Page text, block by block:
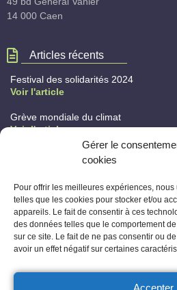
Gérer le
cookies
Pour offrir les meilleures expériences,
telles que les cookies pour stocker et/ou
appareils. Le fait de consentir à ces
des données telles que le comportement
sur ce site. Le fait de ne pas consentir ou
avoir un effet négatif sur certaines
Accepter
14 000 Caen
Articles récents
Festival des solidarités 2024
Voir l'article
Grève mondiale du climat
Voir l'article
Quoi de neuf au citim ?
Calendrier
No posts found!
Copyright © 2023 Citim. All rights reserved.